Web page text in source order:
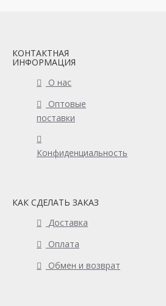
КОНТАКТНАЯ
ИНФОРМАЦИЯ
О нас
Оптовые
поставки
Конфиденциальность
КАК СДЕЛАТЬ ЗАКАЗ
Доставка
Оплата
Обмен и возврат